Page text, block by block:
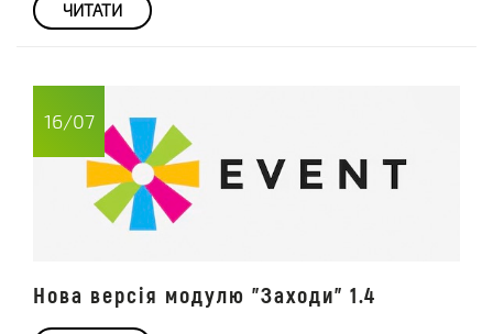
ЧИТАТИ
16/07
Нова версія модулю "Заходи" 1.4